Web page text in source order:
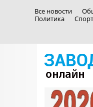
Все новости
Политика
Спорт